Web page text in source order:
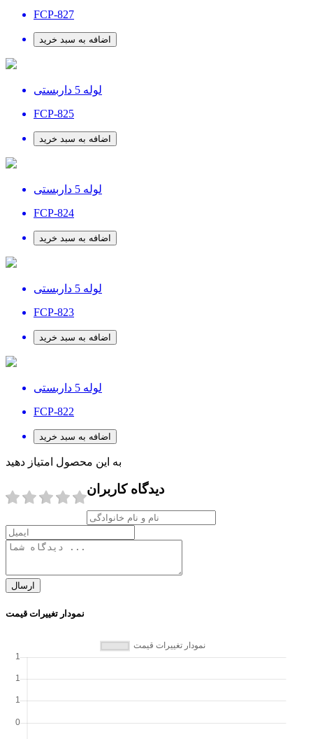
FCP-827
اضافه به سبد خرید
لوله 5 داربستی
FCP-825
اضافه به سبد خرید
لوله 5 داربستی
FCP-824
اضافه به سبد خرید
لوله 5 داربستی
FCP-823
اضافه به سبد خرید
لوله 5 داربستی
FCP-822
اضافه به سبد خرید
به این محصول امتیاز دهید
دیدگاه کاربران
ارسال
نمودار تغییرات قیمت